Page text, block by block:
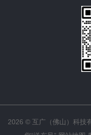
2026 © 互广（佛山）科技